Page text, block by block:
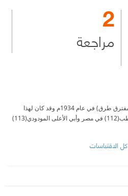
2
مراجعة
وقد ألف أسد كتابه (الإسلام على مفترق طرق) في عام 1934م وقد كان لهذا
الكتاب تأثير كبير على كتابات سيد قطب(112) في مصر وأبي الأعلى المودودي(113)
كل الاقتباسات